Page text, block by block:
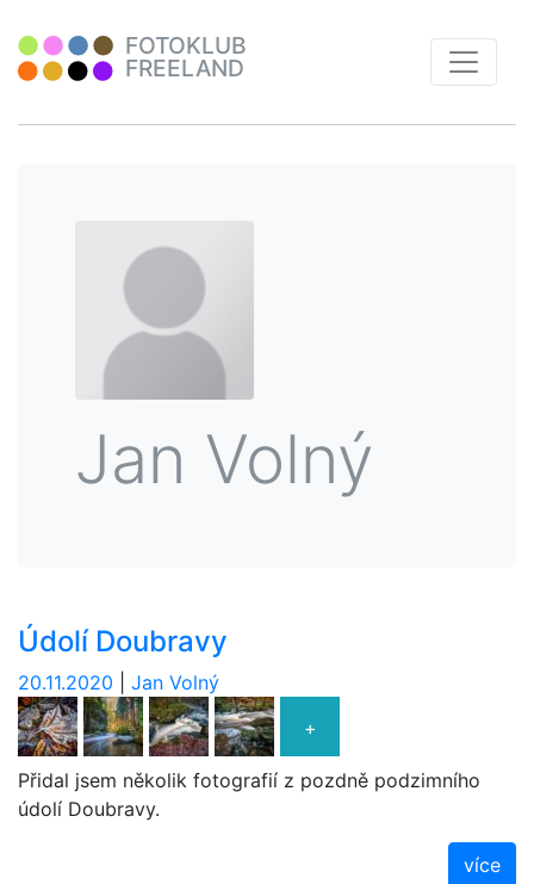
FOTOKLUB
FREELAND
Jan Volný
Údolí Doubravy
20.11.2020
Jan Volný
+
Přidal jsem několik fotografií z pozdně podzimního
údolí Doubravy.
více